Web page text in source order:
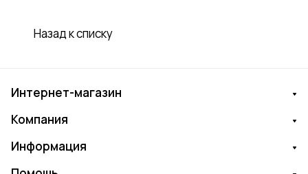
Назад к списку
Интернет-магазин
Компания
Информация